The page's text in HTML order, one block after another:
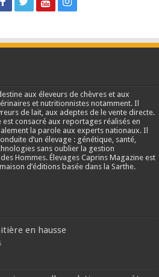
aux éleveurs de chèvres et aux
et nutritionnistes notamment. Il
de lait, aux adeptes de le vente directe.
consacré aux reportages réalisés en
la parole aux experts nationaux. Il
d’un élevage : génétique, santé,
sans oublier la gestion
Hommes. Élevages Caprins Magazine est
d’éditions basée dans la Sarthe.
en hausse